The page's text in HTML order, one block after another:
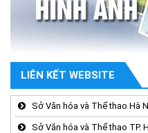
LIÊN KẾT WEBSITE
Sở Văn hóa và Thể thao Hà
Sở Văn hóa và Thể thao TP.